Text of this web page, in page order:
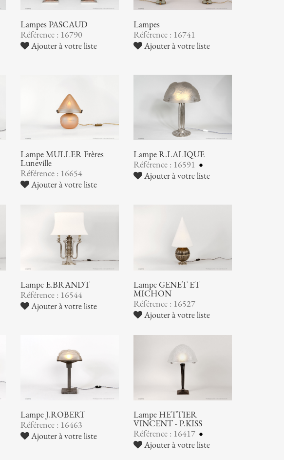
Lampes PASCAUD
Référence : 16790
Ajouter à votre liste
Lampes
Référence : 16741
Ajouter à votre liste
Lampe MULLER Frères
Luneville
Référence : 16654
Ajouter à votre liste
Lampe R.LALIQUE
Référence : 16591
Ajouter à votre liste
Lampe E.BRANDT
Référence : 16544
Ajouter à votre liste
Lampe GENET ET
MICHON
Référence : 16527
Ajouter à votre liste
Lampe J.ROBERT
Référence : 16463
Ajouter à votre liste
Lampe HETTIER
VINCENT - P.KISS
Référence : 16417
Ajouter à votre liste